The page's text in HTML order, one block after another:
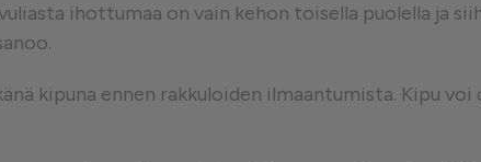
ihottumaa on vain kehon toisella puolella ja
kipuna ennen rakkuloiden ilmaantumista. Kipu